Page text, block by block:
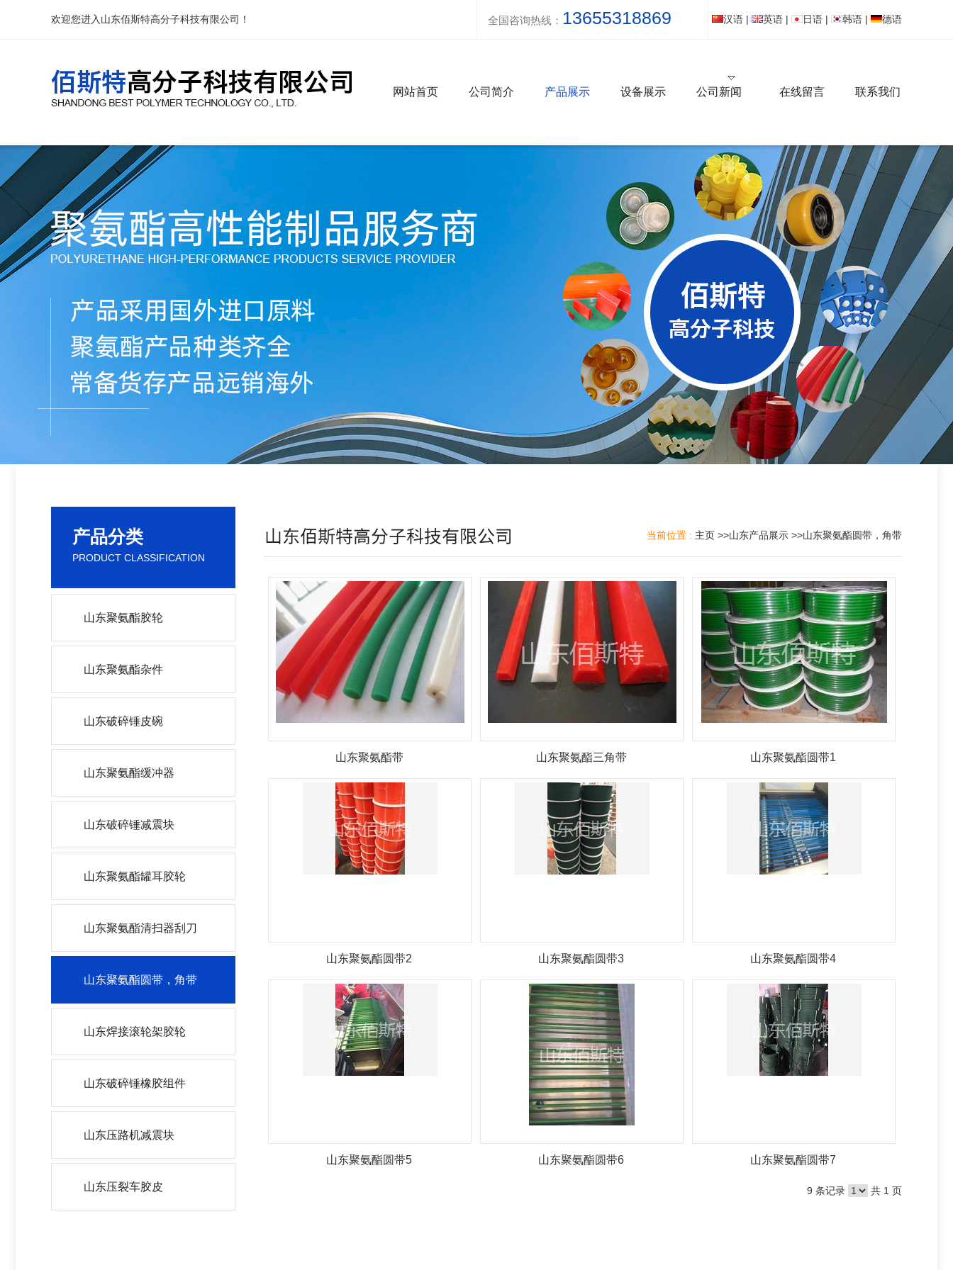
欢迎您进入山东佰斯特高分子科技有限公司！ 全国咨询热线： 13655318869 汉语 | 英语 | 日语 | 韩语 | 德语
网站首页 公司简介 产品展示 设备展示 公司新闻 在线留言 联系我们
当前位置 : 主页 >>山东产品展示 >>山东聚氨酯圆带，角带
山东聚氨酯带 山东聚氨酯三角带 山东聚氨酯圆带1
山东聚氨酯圆带2 山东聚氨酯圆带3 山东聚氨酯圆带4
山东聚氨酯圆带5 山东聚氨酯圆带6 山东聚氨酯圆带7
9 条记录 共 1 页
产品分类
PRODUCT CLASSIFICATION
山东聚氨酯胶轮
山东聚氨酯杂件
山东破碎锤皮碗
山东聚氨酯缓冲器
山东破碎锤减震块
山东聚氨酯罐耳胶轮
山东聚氨酯清扫器刮刀
山东聚氨酯圆带，角带
山东焊接滚轮架胶轮
山东破碎锤橡胶组件
山东压路机减震块
山东压裂车胶皮